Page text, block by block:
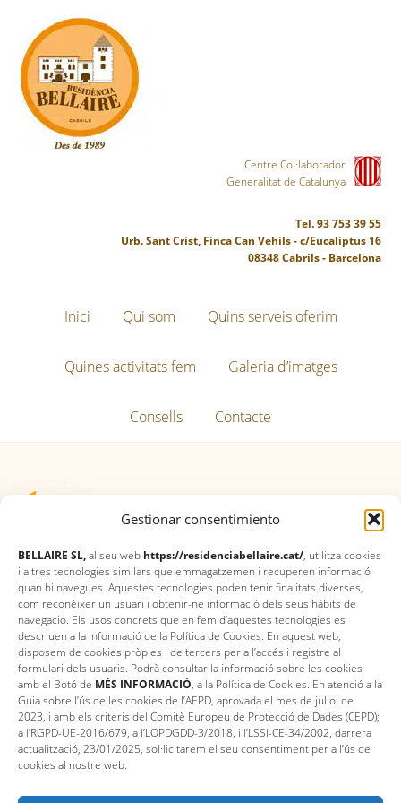
Gestionar consentimiento
BELLAIRE SL,al seu web https://residenciabellaire.cat/, utilitza cookies
i altres tecnologies similars que emmagatzemen i recuperen informació
quan hi navegues. Aquestes tecnologies poden tenir finalitats diverses,
com reconèixer un usuari i obtenir-ne informació dels seus hàbits de
navegació. Els usos concrets que en fem d’aquestes tecnologies es
descriuen a la informació de la Política de Cookies. En aquest web,
disposem de cookies pròpies i de tercers per a l’accés i registre al
formulari dels usuaris. Podrà consultar la informació sobre les cookies
amb el Botó de MÉS INFORMACIÓ, a la Política de Cookies. En atenció a la
Guia sobre l’ús de les cookies de l’AEPD, aprovada el mes de juliol de
2023, i amb els criteris del Comitè Europeu de Protecció de Dades (CEPD);
a l’RGPD-UE-2016/679, a l’LOPDGDD-3/2018, i l’LSSI-CE-34/2002, darrera
actualització, 23/01/2025, sol·licitarem el seu consentiment per a l’ús de
cookies al nostre web.
Centre Col·laborador
Generalitat de Catalunya
Tel. 93 753 39 55
Urb. Sant Crist, Finca Can Vehils - c/Eucaliptus 16
08348 Cabrils - Barcelona
Inici Qui som Quins serveis oferim
Quines activitats fem Galeria d’imatges
Consells Contacte
1